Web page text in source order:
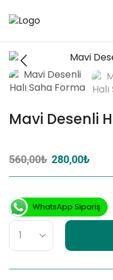
Mavi Desenli
560,00₺ 280,00₺
WhatsApp Sipariş